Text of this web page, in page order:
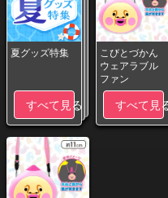
夏グッズ特集
すべて見る
こびとづかん
ウェアラブル
ファン
すべて見